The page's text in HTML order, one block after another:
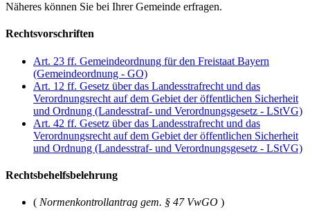
Näheres können Sie bei Ihrer Gemeinde erfragen.
Rechtsvorschriften
Art. 23 ff. Gemeindeordnung für den Freistaat Bayern
(Gemeindeordnung - GO)
Art. 12 ff. Gesetz über das Landesstrafrecht und das
Verordnungsrecht auf dem Gebiet der öffentlichen Sicherheit
und Ordnung (Landesstraf- und Verordnungsgesetz - LStVG)
Art. 42 ff. Gesetz über das Landesstrafrecht und das
Verordnungsrecht auf dem Gebiet der öffentlichen Sicherheit
und Ordnung (Landesstraf- und Verordnungsgesetz - LStVG)
Rechtsbehelfsbelehrung
( Normenkontrollantrag gem. § 47 VwGO )